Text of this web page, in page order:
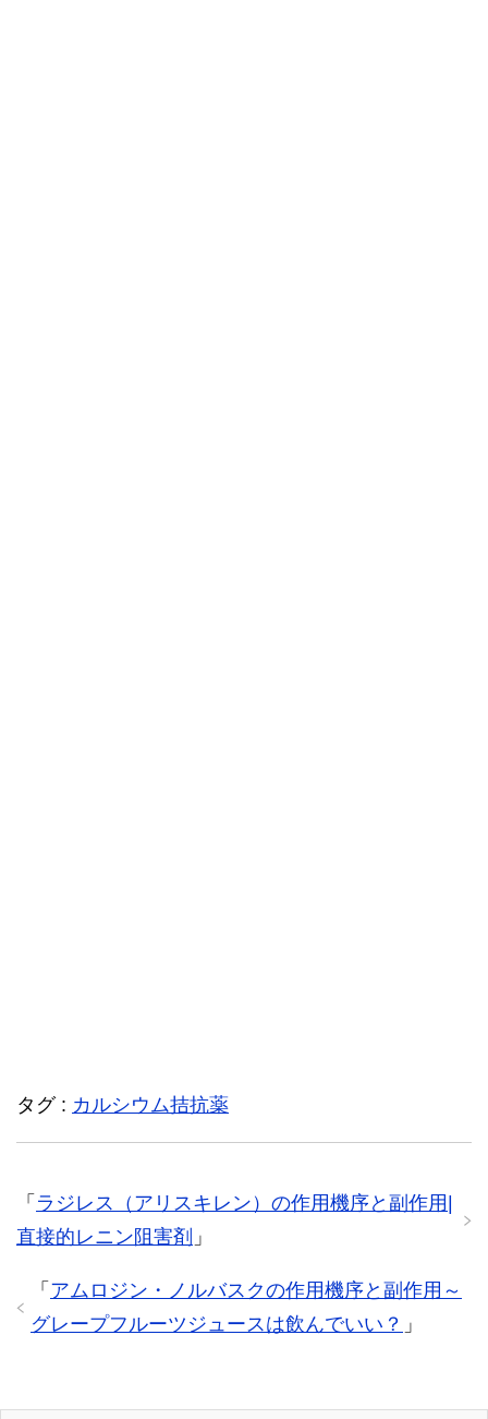
タグ : カルシウム拮抗薬
「 ラジレス（アリスキレン）の作用機序と副作用|
直接的レニン阻害剤 」
「 アムロジン・ノルバスクの作用機序と副作用～
グレープフルーツジュースは飲んでいい？ 」